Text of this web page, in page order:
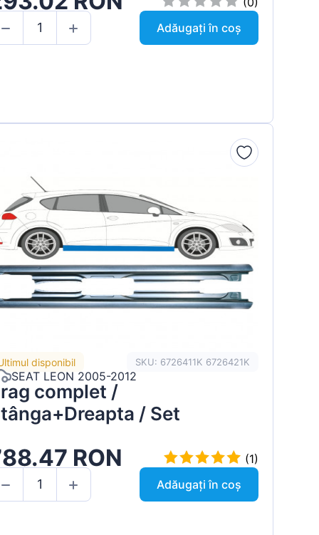
Adăugați în coș
disponibil SKU: 6726411K 6726421K
SEAT LEON 2005-2012
complet /
/ Set
RON
(1)
Adăugați în coș